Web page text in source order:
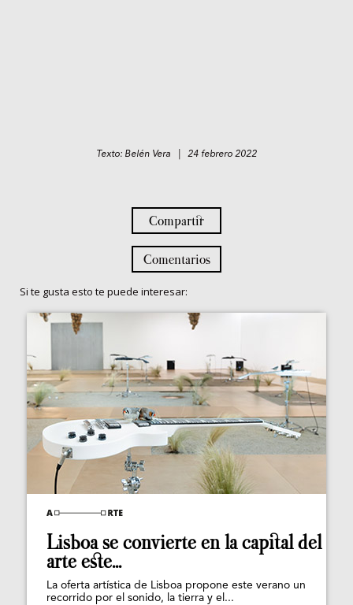
Texto: Belén Vera | 24 febrero 2022
Compartir
Comentarios
Si te gusta esto te puede interesar:
Lisboa se convierte en la capital del
arte este...
La oferta artística de Lisboa propone este verano un
recorrido por el sonido, la tierra y el...